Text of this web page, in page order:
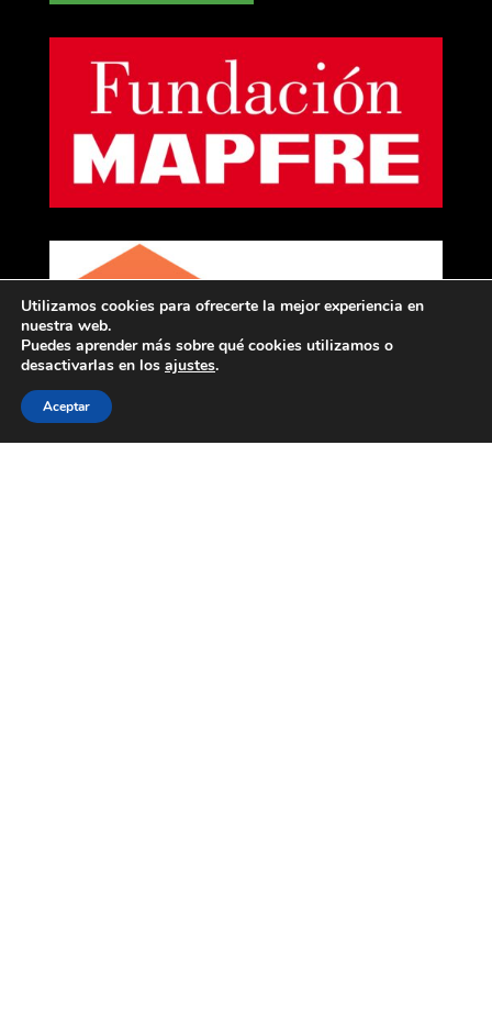
Utilizamos cookies para ofrecerte la mejor experiencia en
nuestra web.
Puedes aprender más sobre qué cookies utilizamos o
desactivarlas en los ajustes.
Aceptar